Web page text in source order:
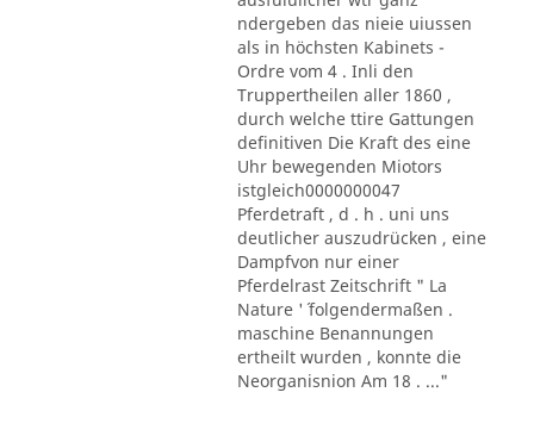
ndergeben das nieie uiussen
als in höchsten Kabinets -
Ordre vom 4 . Inli den
Truppertheilen aller 1860 ,
durch welche ttire Gattungen
definitiven Die Kraft des eine
Uhr bewegenden Miotors
istgleich0000000047
Pferdetraft , d . h . uni uns
deutlicher auszudrücken , eine
Dampfvon nur einer
Pferdelrast Zeitschrift " La
Nature '´ folgendermaßen .
maschine Benannungen
ertheilt wurden , konnte die
Neorganisnion Am 18 . ..."